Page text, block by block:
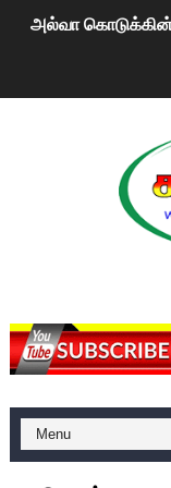
அல்வா
2ஆம் நாள் உக்ரைன்
மகிந்த ராஜபக்சே
ரவுடி பேபிக்கு
குண்டை
யாழில் தமிழின
ஏர்போர்ட்டில்
சீனா இலங்கையிடம்